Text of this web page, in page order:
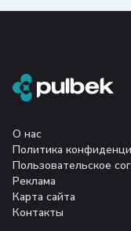
О нас
Политика
Пользовательское
Реклама
Карта сайта
Контакты